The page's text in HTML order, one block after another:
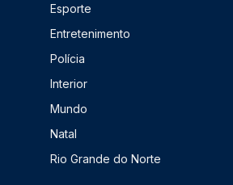
Esporte
Entretenimento
Polícia
Interior
Mundo
Natal
Rio Grande do Norte